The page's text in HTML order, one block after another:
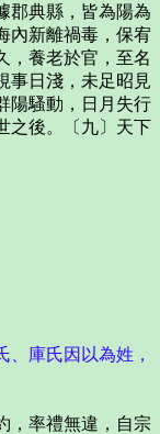
郡典縣，皆為陽為
內新離禍毒，保宥
，養老於官，至名
事日淺，未足昭見
陽騷動，日月失行
之後。〔九〕天下
庫氏因以為姓，
，率禮無違，自宗